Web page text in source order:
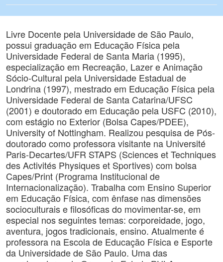
Livre Docente pela Universidade de São Paulo,
possui graduação em Educação Física pela
Universidade Federal de Santa Maria (1995),
especialização em Recreação, Lazer e Animação
Sócio-Cultural pela Universidade Estadual de
Londrina (1997), mestrado em Educação Física pela
Universidade Federal de Santa Catarina/UFSC
(2001) e doutorado em Educação pela USFC (2010),
com estágio no Exterior (Bolsa Capes/PDEE),
University of Nottingham. Realizou pesquisa de Pós-
doutorado como professora visitante na Université
Paris-Decartes/UFR STAPS (Sciences et Techniques
des Activités Physiques et Sportives) com bolsa
Capes/Print (Programa Institucional de
Internacionalização). Trabalha com Ensino Superior
em Educação Física, com ênfase nas dimensões
socioculturais e filosóficas do movimentar-se, em
especial nos seguintes temas: corporeidade, jogo,
aventura, jogos tradicionais, ensino. Atualmente é
professora na Escola de Educação Física e Esporte
da Universidade de São Paulo. Uma das